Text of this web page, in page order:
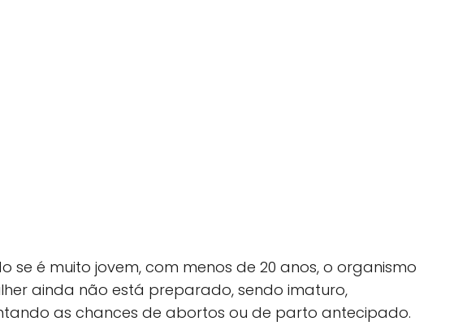
se é muito jovem, com menos de 20 anos, o organismo
ainda não está preparado, sendo imaturo,
as chances de abortos ou de parto antecipado.